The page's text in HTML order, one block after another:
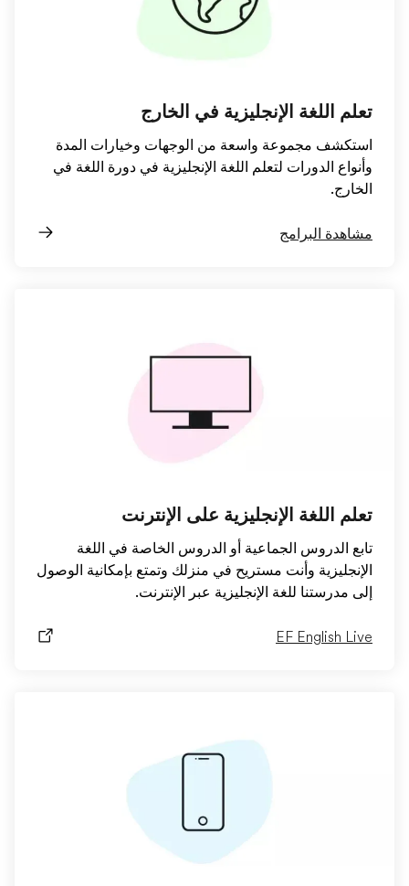
تعلم اللغة الإنجليزية في الخارج
استكشف مجموعة واسعة من الوجهات وخيارات المدة
وأنواع الدورات لتعلم اللغة الإنجليزية في دورة اللغة في
الخارج.
مشاهدة البرامج
تعلم اللغة الإنجليزية على الإنترنت
تابع الدروس الجماعية أو الدروس الخاصة في اللغة
الإنجليزية وأنت مستريح في منزلك وتمتع بإمكانية الوصول
إلى مدرستنا للغة الإنجليزية عبر الإنترنت.
EF English Live